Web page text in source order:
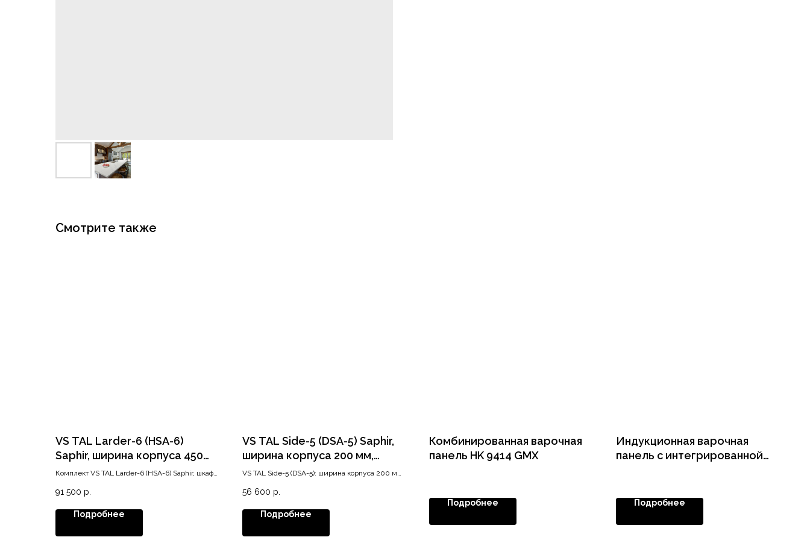
Смотрите также
VS TAL Larder-6 (HSA-6)
Saphir, ширина корпуса 450
мм, высота 1900-2140, хром
Комплект VS TAL Larder-6 (HSA-6) Saphir, шкаф
91 500 р.
Подробнее
VS TAL Side-5 (DSA-5) Saphir,
ширина корпуса 200 мм,
высота от 1221, хром
VS TAL Side-5 (DSA-5): ширина корпуса 200 мм,
56 600 р.
Подробнее
Комбинированная варочная
панель HK 9414 GMX
Подробнее
Индукционная варочная
панель с интегрированной
Подробнее